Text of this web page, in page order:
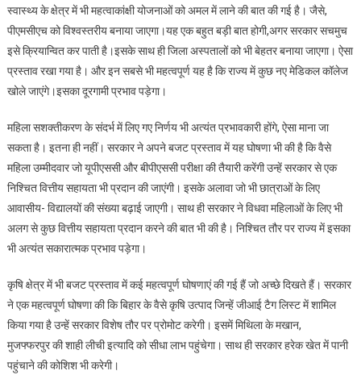
स्वास्थ्य के क्षेत्र में भी महत्वाकांक्षी योजनाओं को अमल में लाने की बात की गई है। जैसे,
पीएमसीएच को विश्वस्तरीय बनाया जाएगा।यह एक बहुत बड़ी बात होगी,अगर सरकार सचमुच
इसे क्रियान्वित कर पाती है।इसके साथ ही जिला अस्पतालों को भी बेहतर बनाया जाएगा। ऐसा
प्रस्ताव रखा गया है। और इन सबसे भी महत्वपूर्ण यह है कि राज्य में कुछ नए मेडिकल कॉलेज
खोले जाएंगे।इसका दूरगामी प्रभाव पड़ेगा।
महिला सशक्तीकरण के संदर्भ में लिए गए निर्णय भी अत्यंत प्रभावकारी होंगे, ऐसा माना जा
सकता है। इतना ही नहीं। सरकार ने अपने बजट प्रस्ताव में यह घोषणा भी की है कि वैसे
महिला उम्मीदवार जो यूपीएससी और बीपीएससी परीक्षा की तैयारी करेंगी उन्हें सरकार से एक
निश्चित वित्तीय सहायता भी प्रदान की जाएंगी। इसके अलावा जो भी छात्राओं के लिए
आवासीय- विद्यालयों की संख्या बढ़ाई जाएगी। साथ ही सरकार ने विधवा महिलाओं के लिए भी
अलग से कुछ वित्तीय सहायता प्रदान करने की बात भी की है। निश्चित तौर पर राज्य में इसका
भी अत्यंत सकारात्मक प्रभाव पड़ेगा।
कृषि क्षेत्र में भी बजट प्रस्ताव में कई महत्वपूर्ण घोषणाएं की गई हैं जो अच्छे दिखते हैं। सरकार
ने एक महत्वपूर्ण घोषणा की कि बिहार के वैसे कृषि उत्पाद जिन्हें जीआई टैग लिस्ट में शामिल
किया गया है उन्हें सरकार विशेष तौर पर प्रोमोट करेगी। इसमें मिथिला के मखान,
मुजफ्फरपुर की शाही लीची इत्यादि को सीधा लाभ पहुंचेगा। साथ ही सरकार हरेक खेत में पानी
पहुंचाने की कोशिश भी करेगी।